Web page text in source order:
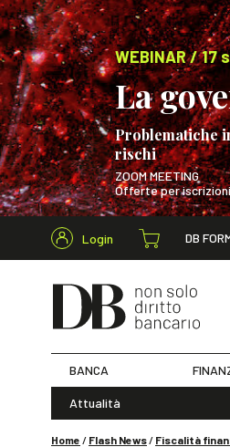
WEBINAR / 17
La
Problematiche
rischi
ZOOM MEETING
Offerte per
Login DB
BANCA
Attualità
Home / Flash News/ Fiscalità